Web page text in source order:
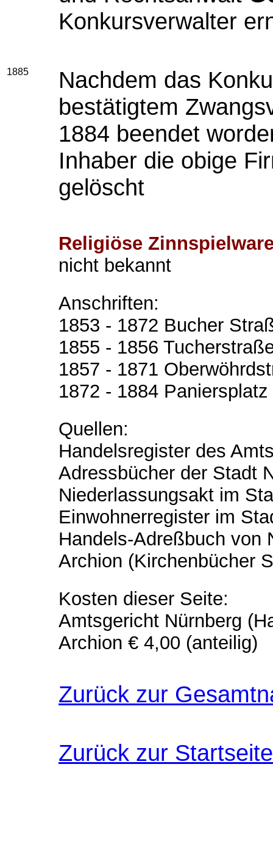
Konkursverwalter
1885
Nachdem das
bestätigtem
1884 beendet
Inhaber die obige
gelöscht
Religiöse
nicht bekannt
Anschriften:
1853 - 1872 Bucher
1855 - 1856
1857 - 1871
1872 - 1884 Paniersplatz
Quellen:
Handelsregister des
Adressbücher der Stadt
Niederlassungsakt im
Einwohnerregister im
Handels-Adreßbuch von
Archion (Kirchenbücher
Kosten dieser Seite:
Amtsgericht Nürnberg
Archion € 4,00 (anteilig)
Zurück zur
Zurück zur Startseite